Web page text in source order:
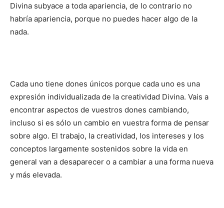
Divina subyace a toda apariencia, de lo contrario no
habría apariencia, porque no puedes hacer algo de la
nada.
Cada uno tiene dones únicos porque cada uno es una
expresión individualizada de la creatividad Divina. Vais a
encontrar aspectos de vuestros dones cambiando,
incluso si es sólo un cambio en vuestra forma de pensar
sobre algo. El trabajo, la creatividad, los intereses y los
conceptos largamente sostenidos sobre la vida en
general van a desaparecer o a cambiar a una forma nueva
y más elevada.